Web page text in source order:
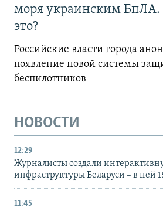
моря украинским БпЛА.
это?
Российские власти города
появление новой системы
беспилотников
НОВОСТИ
12:29
Журналисты создали
инфраструктуры Беларуси – в ней
11:45